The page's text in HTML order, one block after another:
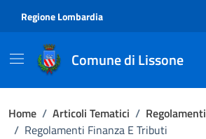
Regione Lombardia
Comune di Lissone
Home / Articoli Tematici / Regolamenti
/ Regolamenti Finanza E Tributi